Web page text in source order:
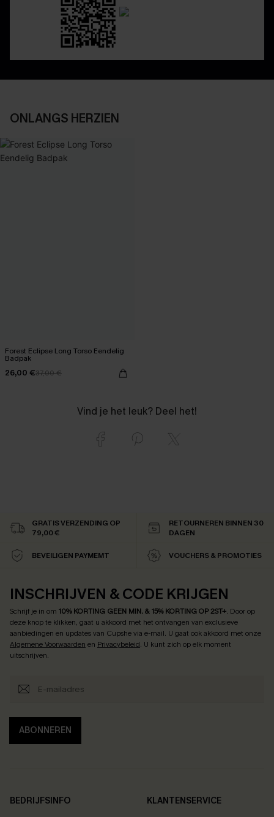
ONLANGS HERZIEN
Forest Eclipse Long Torso Eendelig
Badpak
26,00 €37,00 €
Vind je het leuk? Deel het!
GRATIS VERZENDING OP
79,00 €
RETOURNEREN BINNEN 30
DAGEN
BEVEILIGEN PAYMEMT VOUCHERS & PROMOTIES
INSCHRIJVEN & CODE KRIJGEN
Schrijf je in om 10% KORTING GEEN MIN. & 15% KORTING OP 2ST+. Door op
deze knop te klikken, gaat u akkoord met het ontvangen van exclusieve
aanbiedingen en updates van Cupshe via e-mail. U gaat ook akkoord met onze
Algemene Voorwaarden en Privacybeleid. U kunt zich op elk moment
uitschrijven.
ABONNEREN
BEDRIJFSINFO
KLANTENSERVICE